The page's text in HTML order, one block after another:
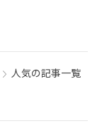
人気の記事一覧